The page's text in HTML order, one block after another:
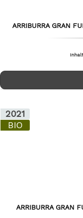
ARRIBURRA GRAN
2021
BIO
ARRIBURRA GRAN